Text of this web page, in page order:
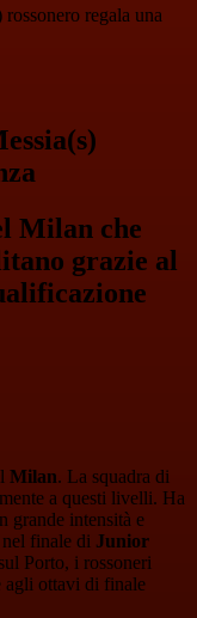
regala una
Milan che
grazie al
Milan. La squadra di
a questi livelli. Ha
grande intensità e
finale di Junior
Porto, i rossoneri
agli ottavi di finale